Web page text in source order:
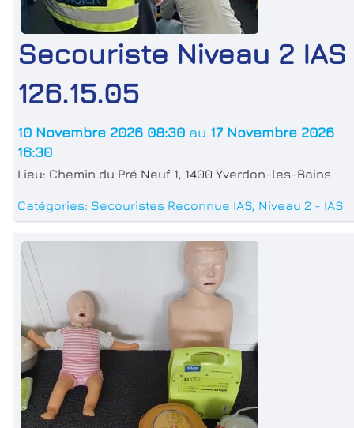
Secouriste Niveau 2 IAS
126.15.05
10 Novembre 2026 08:30 au 17 Novembre 2026
16:30
Lieu: Chemin du Pré Neuf 1, 1400 Yverdon-les-Bains
Catégories: Secouristes Reconnue IAS, Niveau 2 - IAS